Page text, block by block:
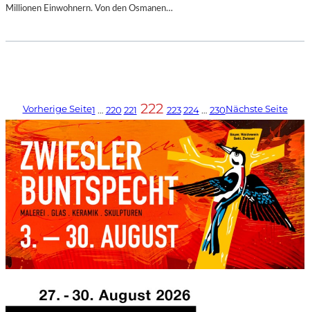
Millionen Einwohnern. Von den Osmanen…
Vorherige Seite1 … 220 221 222 223 224 … 230Nächste Seite